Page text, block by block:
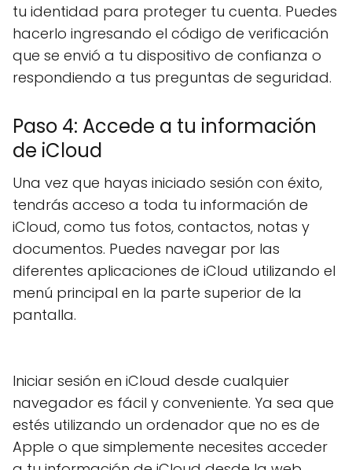
tu identidad para proteger tu cuenta. Puedes
hacerlo ingresando el código de verificación
que se envió a tu dispositivo de confianza o
respondiendo a tus preguntas de seguridad.
Paso 4: Accede a tu información
de iCloud
Una vez que hayas iniciado sesión con éxito,
tendrás acceso a toda tu información de
iCloud, como tus fotos, contactos, notas y
documentos. Puedes navegar por las
diferentes aplicaciones de iCloud utilizando el
menú principal en la parte superior de la
pantalla.
Iniciar sesión en iCloud desde cualquier
navegador es fácil y conveniente. Ya sea que
estés utilizando un ordenador que no es de
Apple o que simplemente necesites acceder